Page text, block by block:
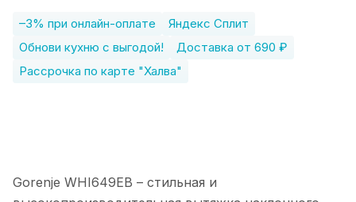
–3% при онлайн-оплате
Яндекс Сплит
Обнови кухню с выгодой!
Доставка от 690 ₽
Рассрочка по карте "Халва"
Gorenje WHI649EB – стильная и